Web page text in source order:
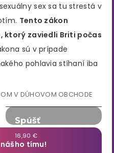
sex sa tu strestá v
Tento zákon
ktorý zaviedli Briti počas
sú v prípade
pohlavia stíhaní iba
V DÚHOVOM OBCHODE
Spúšť
16,90 €
tímu!